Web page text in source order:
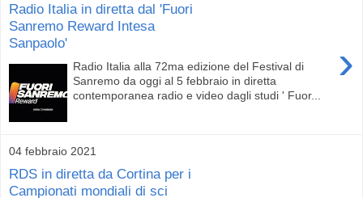
Radio Italia in diretta dal 'Fuori
Sanremo Reward Intesa
Sanpaolo'
›
Radio Italia alla 72ma edizione del Festival di
Sanremo da oggi al 5 febbraio in diretta
contemporanea radio e video dagli studi ' Fuor...
04 febbraio 2021
RDS in diretta da Cortina per i
Campionati mondiali di sci